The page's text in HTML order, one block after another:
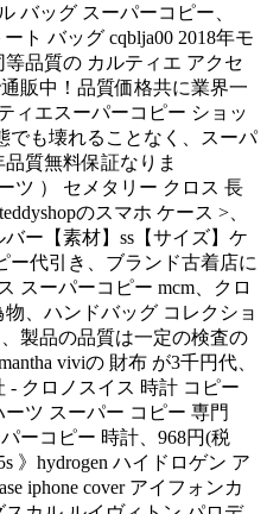
バッグ スーパーコピー、
ト バッグ cqblja00 2018年モ
品質の カルティエ アクセ
販中！品質価格共に業界一
ィエスーパーコピー ショッ
でも壊れることなく、スーパ
質無料保証なりま
ツ ） セメタリー クロス 長
のスマホ ケース >、
ー【素材】ss【サイズ】ケ
ー代引き、ブランド古着店に
スーパーコピー mcm、クロ
、ハンドバッグ コレクショ
製品の品質は一定の検査の
viviの 財布 が3千円代、
- クロノスイス 時計 コピー
ツ スーパー コピー 専門
ーコピー 時計、968円(税
》hydrogen ハイドロゲン ア
iphone cover アイフォンカ